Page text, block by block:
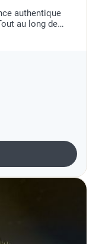
authentique
au long de